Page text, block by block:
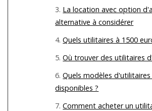
La location avec option
alternative à considérer
Quels utilitaires à 1500
Où trouver des utilitaires
Quels modèles
disponibles ?
Comment acheter un